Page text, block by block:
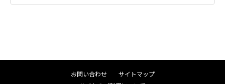
お問い合わせ
サイトマップ